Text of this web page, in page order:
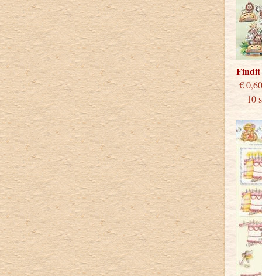
Findit
10